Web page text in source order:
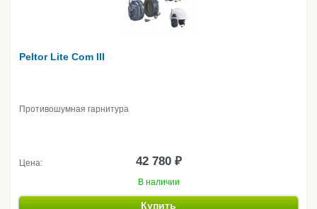
Peltor Lite Com III
Противошумная гарнитура
Цена: 42 780 ₽
В наличии
Купить